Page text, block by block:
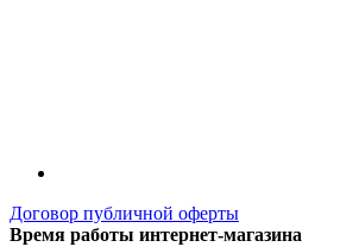
Договор публичной оферты
Время работы интернет-магазина